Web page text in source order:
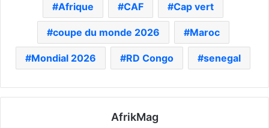
Afrique CAF Cap vert
coupe du monde 2026 Maroc
Mondial 2026 RD Congo senegal
AfrikMag